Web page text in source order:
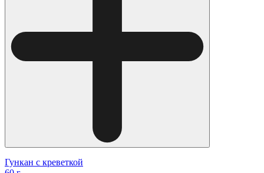
Гункан с креветкой